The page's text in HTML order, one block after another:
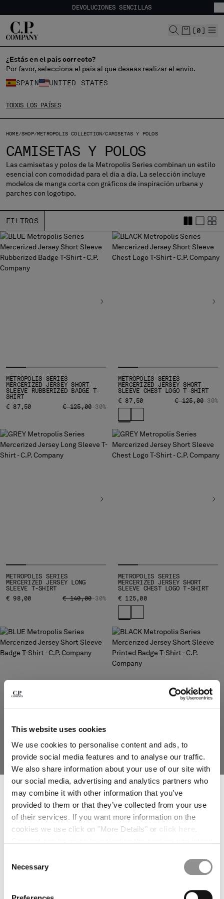
This website uses cookies
We use cookies to personalise content and ads, to
provide social media features and to analyse our traffic.
We also share information about your use of our site with
our social media, advertising and analytics partners who
may combine it with other information that you’ve
provided to them or that they’ve collected from your use
of their services. If you want more information on the
cookies we use click on "More Details" or
.
consent given at any time and change your preferences
by clicking on the widget at the bottom left of our site.
Selection
Necessary
DEVOLUCIONES SENCILLAS
[0 ]
¿Estás en el país correcto?
Por favor, selecciona el país al que deseas realizar el envío.
SPAIN
UNITED STATES
TODOS LOS PAÍSES
ELIGE EL IDIOMA:
ES EN
MODIFICA EL PAÍS DE ENVÍO
ALGERIA
ANDORRA
ARGENTINA
AUSTRALIA
BAHRAIN
BELARUS
BELGIUM
BOSNIA AND HERZEGOVINA
BRUNEI DARUSSALAM
BULGARIA
DOMINICAN REPUBLIC
EGYPT
ESTONIA
FINLAND
GREECE
HONG KONG, SAR OF CHINA
KUWAIT
LATVIA
LEBANON
LITHUANIA
LUXEMBOURG
MACAO, SAR OF CHINA
MALTA
MEXICO
MONTENEGRO
MOROCCO
NETHERLANDS
NEW ZEALAND
NORWAY
PANAMA
PARAGUAY
PERU
PHILIPPINES
HOME SHOP METROPOLIS COLLECTION CAMISETAS Y POLOS
CAMISETAS Y POLOS
Las camisetas y polos de la Metropolis Series combinan un estilo
esencial con comodidad para el día a día. La selección incluye
modelos de manga corta con gráficos de inspiración urbana y
parches con logotipo.
FILTROS
METROPOLIS SERIES
MERCERIZED JERSEY SHORT
SLEEVE RUBBERIZED BADGE T-
SHIRT
€ 87,50
PRICE REDUCED FROM
€ 125,00TO
-30%
METROPOLIS SERIES
MERCERIZED JERSEY SHORT
SLEEVE CHEST LOGO T-SHIRT
€ 87,50
PRICE REDUCED
€ 125,00TO
-30%
METROPOLIS SERIES
MERCERIZED JERSEY LONG
SLEEVE T-SHIRT
€ 98,00
PRICE REDUCED FROM
€ 140,00TO
-30%
METROPOLIS SERIES
MERCERIZED JERSEY SHORT
SLEEVE CHEST LOGO T-SHIRT
€ 125,00
MERCERIZED JERSEY SHORT
SLEEVE BADGE T-SHIRT
€ 94,50
PRICE REDUCED FROM
€ 135,00TO
-30%
METROPOLIS SERIES
MERCERIZED JERSEY SHORT
SLEEVE PRINTED BADGE T-
SHIRT
€ 94,50
€ 135,00-30%
SUSCRÍBETE A LA NEWSLETTER
Únete a nuestra comunidad y accede a contenido exclusivo, avances y
ofertas especiales. Para ti, un 10 % de descuento en tu primer pedido.
DIRECCIÓN DE CORREO ELECTRÓNICO